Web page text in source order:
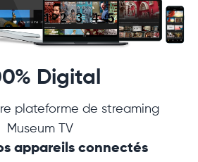
Digital
plateforme de streaming
Museum TV
appareils connectés